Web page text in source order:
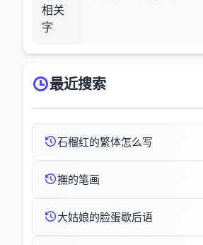
相关
字
最近搜索
石榴红的繁体怎么写
撫的笔画
大姑娘的脸蛋歇后语